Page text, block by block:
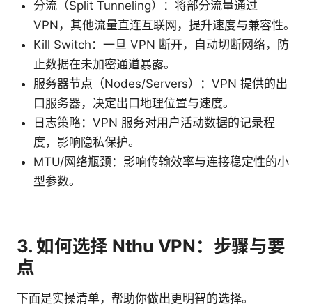
分流（Split Tunneling）：将部分流量通过
VPN，其他流量直连互联网，提升速度与兼容性。
Kill Switch：一旦 VPN 断开，自动切断网络，防
止数据在未加密通道暴露。
服务器节点（Nodes/Servers）：VPN 提供的出
口服务器，决定出口地理位置与速度。
日志策略：VPN 服务对用户活动数据的记录程
度，影响隐私保护。
MTU/网络瓶颈：影响传输效率与连接稳定性的小
型参数。
3. 如何选择 Nthu VPN：步骤与要
点
下面是实操清单，帮助你做出更明智的选择。